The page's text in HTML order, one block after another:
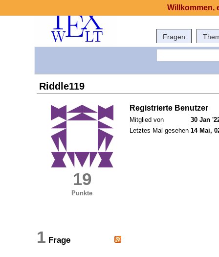
Fragen
Riddle119
19
Punkte
Registrierte Benutzer
Mitglied von
30 Jan
Letztes Mal gesehen 14 Mai,
1 Frage
Willkommen,